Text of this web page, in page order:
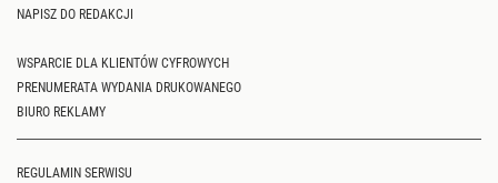
NAPISZ DO REDAKCJI
WSPARCIE DLA KLIENTÓW CYFROWYCH
PRENUMERATA WYDANIA DRUKOWANEGO
BIURO REKLAMY
REGULAMIN SERWISU